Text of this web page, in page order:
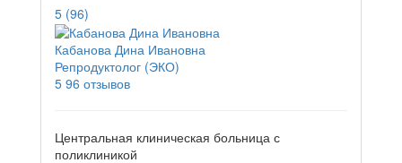
5 (96)
Кабанова Дина Ивановна
Репродуктолог (ЭКО)
5 96 отзывов
Центральная клиническая больница с
поликлиникой